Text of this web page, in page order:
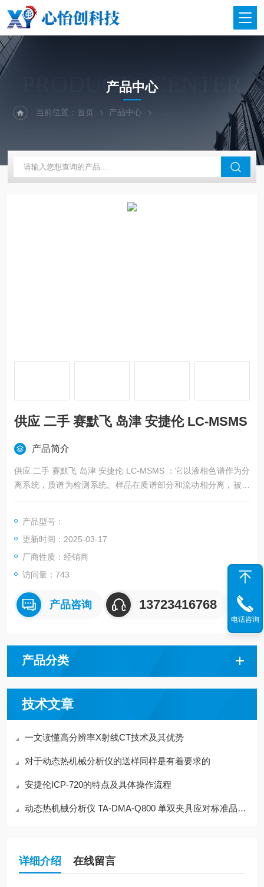
PRODUCTS CENTER
产品中心
当前位置：首页 产品中心 二手仪器-光谱-色谱-质谱
供应 二手 赛默飞 岛津 安捷伦 LC-MSMS
产品简介
供应 二手 赛默飞 岛津 安捷伦 LC-MSMS ：它以液相色谱作为分
离系统，质谱为检测系统。样品在质谱部分和流动相分离，被离
子化后，经质谱的质量分析器将离子碎片按质量数分开，经检测
对复杂样品的高分离能力，与MS具有高选择性、高灵敏度及能够
提供相对分子质量与结构信息的优点结合起来，在药物分析、食
品分析和环境分析等许多领域得到了广泛的应用。
产品型号：
更新时间：2025-03-17
厂商性质：经销商
访问量：743
产品咨询 13723416768
产品分类
技术文章
一文读懂高分辨率X射线CT技术及其优势
对于动态热机械分析仪的送样同样是有着要求的
安捷伦ICP-720的特点及具体操作流程
动态热机械分析仪 TA-DMA-Q800 单双夹具应对标准品数值
详细介绍 在线留言
电话咨询